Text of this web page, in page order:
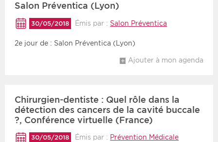
Salon Préventica (Lyon)
30/05/2018 Émis par : Salon Préventica
2e jour de : Salon Préventica (Lyon)
Ajouter à mon agenda
Chirurgien-dentiste : Quel rôle dans la
détection des cancers de la cavité buccale
?, Conférence virtuelle (France)
30/05/2018 Émis par : Prévention Médicale